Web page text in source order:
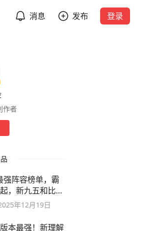
消息 发布 登录
作者
强阵容榜单，霸
，新九五和比尔
年12月19日
本最强！新理解